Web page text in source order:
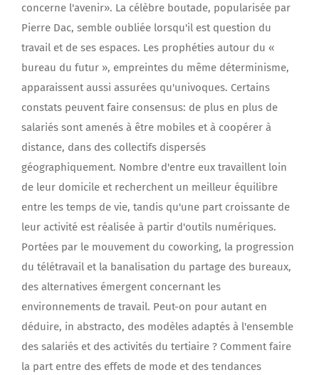
concerne l'avenir». La célèbre boutade, popularisée par
Pierre Dac, semble oubliée lorsqu'il est question du
travail et de ses espaces. Les prophéties autour du «
bureau du futur », empreintes du même déterminisme,
apparaissent aussi assurées qu'univoques. Certains
constats peuvent faire consensus: de plus en plus de
salariés sont amenés à être mobiles et à coopérer à
distance, dans des collectifs dispersés
géographiquement. Nombre d'entre eux travaillent loin
de leur domicile et recherchent un meilleur équilibre
entre les temps de vie, tandis qu'une part croissante de
leur activité est réalisée à partir d'outils numériques.
Portées par le mouvement du coworking, la progression
du télétravail et la banalisation du partage des bureaux,
des alternatives émergent concernant les
environnements de travail. Peut-on pour autant en
déduire, in abstracto, des modèles adaptés à l'ensemble
des salariés et des activités du tertiaire ? Comment faire
la part entre des effets de mode et des tendances